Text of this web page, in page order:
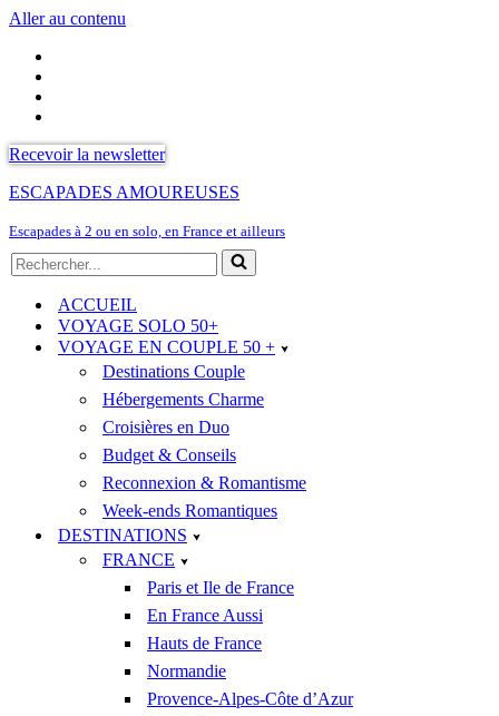
Aller au contenu
Recevoir la newsletter
ESCAPADES AMOUREUSES
Escapades à 2 ou en solo, en France et ailleurs
Rechercher...
ACCUEIL
VOYAGE SOLO 50+
VOYAGE EN COUPLE 50 +
Destinations Couple
Hébergements Charme
Croisières en Duo
Budget & Conseils
Reconnexion & Romantisme
Week-ends Romantiques
DESTINATIONS
FRANCE
Paris et Ile de France
En France Aussi
Hauts de France
Normandie
Provence-Alpes-Côte d’Azur